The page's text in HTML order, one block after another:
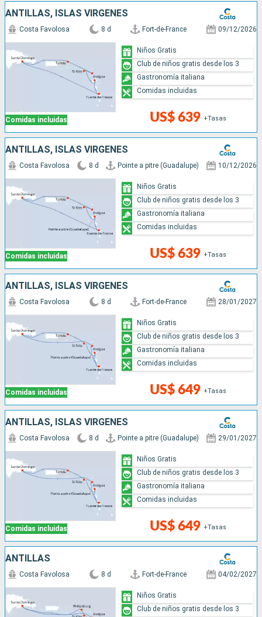
ANTILLAS, ISLAS VÍRGENES
Comidas incluidas
Costa Favolosa 8 d Fort-de-France 09/12/2026
US$ 639 +Tasas
Niños Gratis
Club de niños gratis desde los 3
Gastronomía italiana
Comidas incluidas
ANTILLAS, ISLAS VÍRGENES
Comidas incluidas
Costa Favolosa 8 d Pointe a pitre (Guadalupe) 10/12/2026
US$ 639 +Tasas
Niños Gratis
Club de niños gratis desde los 3
Gastronomía italiana
Comidas incluidas
ANTILLAS, ISLAS VÍRGENES
Comidas incluidas
Costa Favolosa 8 d Fort-de-France 28/01/2027
US$ 649 +Tasas
Niños Gratis
Club de niños gratis desde los 3
Gastronomía italiana
Comidas incluidas
ANTILLAS, ISLAS VÍRGENES
Comidas incluidas
Costa Favolosa 8 d Pointe a pitre (Guadalupe) 29/01/2027
US$ 649 +Tasas
Niños Gratis
Club de niños gratis desde los 3
Gastronomía italiana
Comidas incluidas
ANTILLAS
Costa Favolosa 8 d Fort-de-France 04/02/2027
Niños Gratis
Club de niños gratis desde los 3